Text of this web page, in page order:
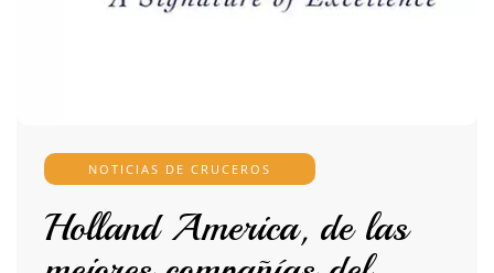
NOTICIAS DE CRUCEROS
Holland America, de las